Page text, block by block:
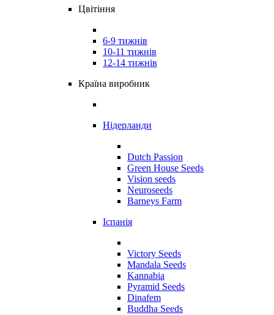
Цвітіння
6-9 тижнів
10-11 тижнів
12-14 тижнів
Країна виробник
Нідерланди
Dutch Passion
Green House Seeds
Vision seeds
Neuroseeds
Barneys Farm
Іспанія
Victory Seeds
Mandala Seeds
Kannabia
Pyramid Seeds
Dinafem
Buddha Seeds